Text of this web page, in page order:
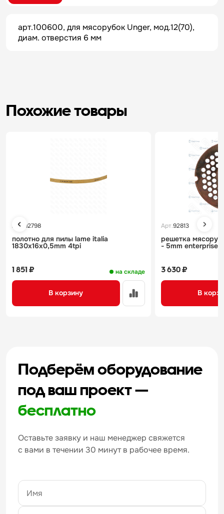
арт.100600, для мясорубок Unger, мод.12(70),
диам. отверстия 6 мм
Похожие товары
Арт. 92798
полотно для пилы lame italia
1830x16x0,5mm 4tpi
на складе
1 851 ₽
В корзину
Арт.92813
решетка
- 5mm enterprise
3 630 ₽
В
Подберём оборудование
под ваш проект —
бесплатно
Оставьте заявку и наш менеджер свяжется
с вами в течении 30 минут в рабочее время.